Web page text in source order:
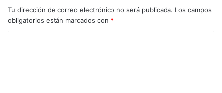
Tu dirección de correo electrónico no será publicada. Los campos
obligatorios están marcados con *